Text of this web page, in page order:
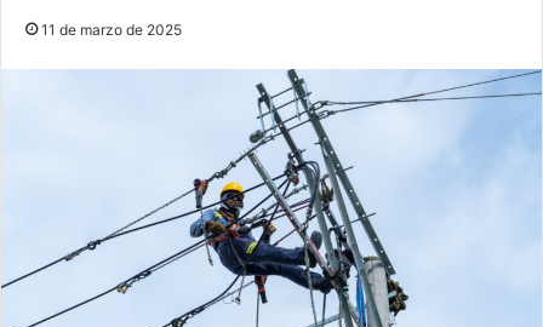
11 de marzo de 2025